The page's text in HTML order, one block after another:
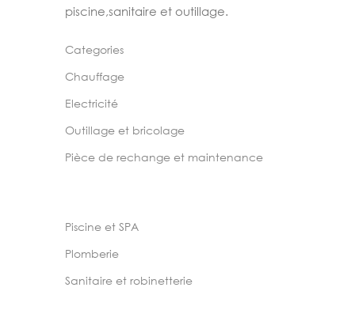
piscine,sanitaire et outillage.
Categories
Chauffage
Electricité
Outillage et bricolage
Pièce de rechange et maintenance
Piscine et SPA
Plomberie
Sanitaire et robinetterie